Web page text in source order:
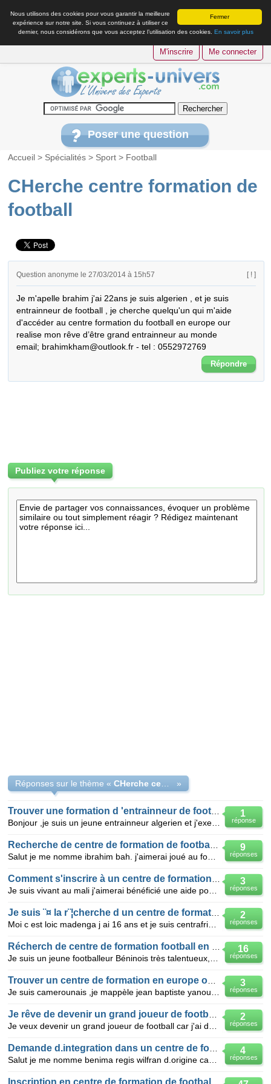
Fermer
Nous utilisons des cookies pour vous garantir la meilleure
expérience sur notre site. Si vous continuez à utiliser ce
dernier, nous considérons que vous acceptez l’utilisation des cookies. En savoir plus
M'inscrire Me connecter
Poser une question
Accueil > Spécialités > Sport > Football
CHerche centre formation de
football
Question anonyme le 27/03/2014 à 15h57 [ ! ]
Je m'apelle brahim j'ai 22ans je suis algerien , et je suis
entrainneur de football , je cherche quelqu'un qui m'aide
d'accéder au centre formation du football en europe our
realise mon rêve d’être grand entrainneur au monde
email; brahimkham@outlook.fr - tel : 0552972769
Répondre
Publiez votre réponse
Réponses sur le thème « »
1
réponse
9
réponses
3
réponses
2
réponses
16
réponses
3
réponses
2
réponses
4
réponses